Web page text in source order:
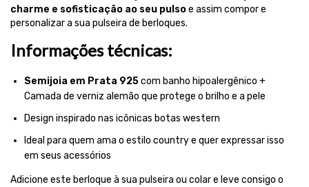
charme e sofisticação ao seu pulsoe assim compor e
personalizar a sua pulseira de berloques.
Informações técnicas:
Semijoia em Prata 925com banho hipoalergênico +
Camada de verniz alemão que protege o brilho e a pele
Design inspirado nas icônicas botas western
Ideal para quem ama o estilo country e quer expressar isso
em seus acessórios
Adicione este berloque à sua pulseira ou colar e leve consigo o